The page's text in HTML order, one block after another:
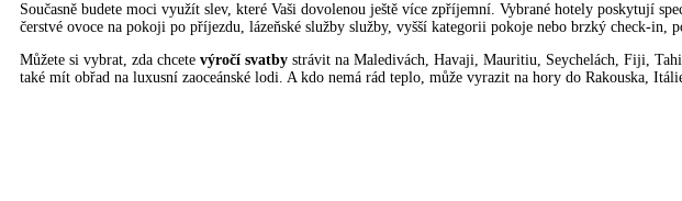
Současně budete moci využít slev, které Vaši dovolenou ještě více zpříjemní. Vybrané hotely poskytují
čerstvé ovoce na pokoji po příjezdu, lázeňské služby služby, vyšší kategorii pokoje nebo brzký check-in,
Můžete si vybrat, zda chcete výročí svatby strávit na Maledivách, Havaji, Mauritiu, Seychelách, Fiji,
také mít obřad na luxusní zaoceánské lodi. A kdo nemá rád teplo, může vyrazit na hory do Rakouska,